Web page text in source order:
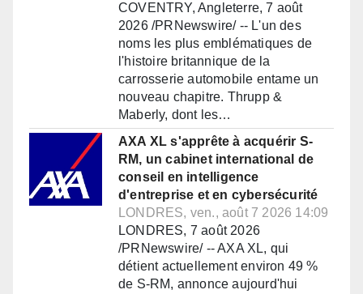
COVENTRY, Angleterre, 7 août
2026 /PRNewswire/ -- L'un des
noms les plus emblématiques de
l'histoire britannique de la
carrosserie automobile entame un
nouveau chapitre. Thrupp &
Maberly, dont les…
AXA XL s'apprête à acquérir S-
RM, un cabinet international de
conseil en intelligence
d'entreprise et en cybersécurité
LONDRES, ven., août 7 2026 14:09
LONDRES, 7 août 2026
/PRNewswire/ -- AXA XL, qui
détient actuellement environ 49 %
de S-RM, annonce aujourd'hui